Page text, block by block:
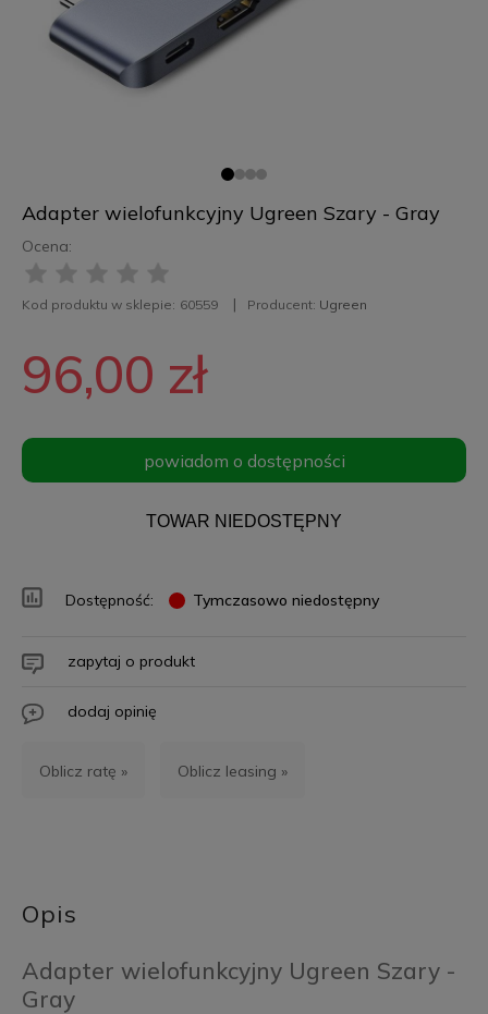
Adapter wielofunkcyjny Ugreen Szary - Gray
Ocena:
Kod produktu w sklepie: 60559 Producent: Ugreen
96,00 zł
powiadom o dostępności
TOWAR NIEDOSTĘPNY
Dostępność: Tymczasowo niedostępny
zapytaj o produkt
dodaj opinię
Oblicz ratę » Oblicz leasing »
Opis
Adapter wielofunkcyjny Ugreen Szary -
Gray